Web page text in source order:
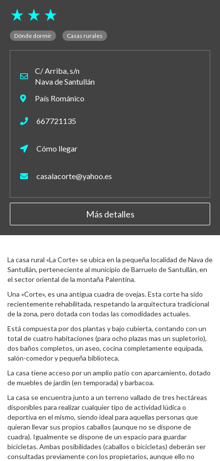
star_rate star_rate star_rate
Dónde dormir Casas rurales
C/ Arriba, s/n
Nava de Santullán
País Románico
667721135
Cómo llegar
casalacorte@yahoo.es
Más detalles
La casa rural «La Corte» se ubica en la pequeña localidad de Nava de
Santullán, perteneciente al municipio de Barruelo de Santullán, en
el sector oriental de la montaña Palentina.
Una «Corte», es una antigua cuadra de ovejas. Esta corte ha sido
recientemente rehabilitada, respetando la arquitectura tradicional
de la zona, pero dotada con todas las comodidades actuales.
Está compuesta por dos plantas y bajo cubierta, contando con un
total de cuatro habitaciones (para ocho plazas mas un supletorio),
dos baños completos, un aseo, cocina completamente equipada,
salón-comedor y pequeña biblioteca.
La casa tiene acceso por un amplio patio con aparcamiento, dotado
de muebles de jardín (en temporada) y barbacoa.
La casa se encuentra junto a un terreno vallado de tres hectáreas
disponibles para realizar cualquier tipo de actividad lúdica o
deportiva en el mismo, siendo ideal para aquellas personas que
quieran llevar sus propios caballos (aunque no se dispone de
cuadra). Igualmente se dispone de un espacio para guardar
bicicletas. Ambas posibilidades (caballos o bicicletas) deberán ser
consultadas previamente con los propietarios, aunque ello no